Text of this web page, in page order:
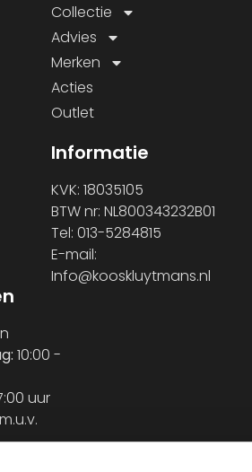
Collectie
Advies
Merken
Acties
Outlet
Informatie
KVK: 18035105
BTW nr: NL800343232B01
Tel: 013-5284815
E-mail:
Info@kooskluytmans.nl
10:00 -
uur